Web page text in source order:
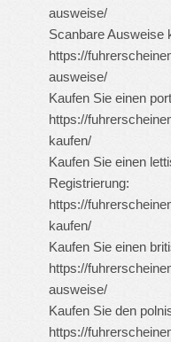
ausweise/
Scanbare Ausweise
https://
ausweise/
Kaufen Sie einen
https://
kaufen/
Kaufen Sie einen
Registrierung:
https://
kaufen/
Kaufen Sie einen
https://
ausweise/
Kaufen Sie den
https://